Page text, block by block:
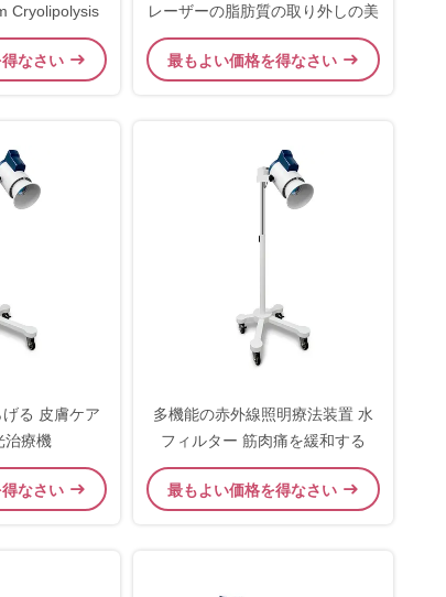
Cryolipolysis
なさい
レーザーの脂肪質の取り外しの美
最もよい価格を得なさい
る 皮膚ケア
治療機
なさい
多機能の赤外線照明療法装置 水
フィルター 筋肉痛を緩和する
最もよい価格を得なさい